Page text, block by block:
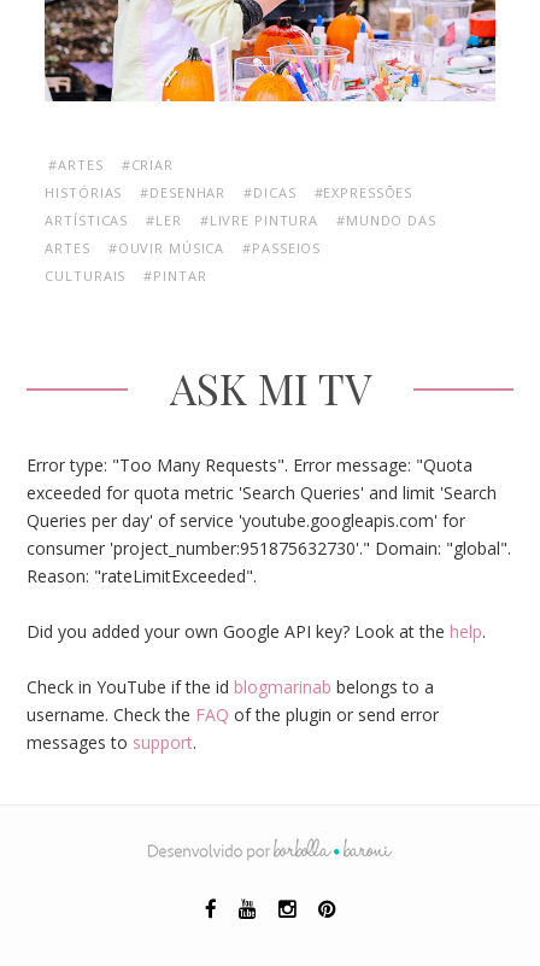
#ARTES
#CRIAR
HISTÓRIAS
#DESENHAR #DICAS
#EXPRESSÕES
ARTÍSTICAS
#LER #LIVRE PINTURA
#MUNDO DAS
ARTES
#OUVIR MÚSICA
#PASSEIOS
CULTURAIS
#PINTAR
ASK MI TV
Error type: "Too Many Requests". Error message: "Quota
exceeded for quota metric 'Search Queries' and limit 'Search
Queries per day' of service 'youtube.googleapis.com' for
consumer 'project_number:951875632730'." Domain: "global".
Reason: "rateLimitExceeded".
Did you added your own Google API key? Look at the help.
Check in YouTube if the id blogmarinab belongs to a
username. Check the FAQ of the plugin or send error
messages to support.